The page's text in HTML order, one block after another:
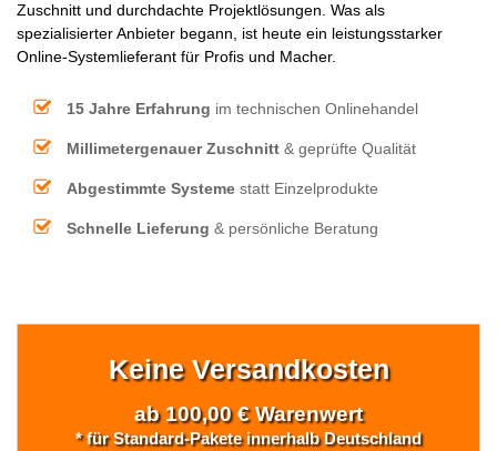
Zuschnitt und durchdachte Projektlösungen. Was als
spezialisierter Anbieter begann, ist heute ein leistungsstarker
Online-Systemlieferant für Profis und Macher.
15 Jahre Erfahrung im technischen Onlinehandel
Millimetergenauer Zuschnitt & geprüfte Qualität
Abgestimmte Systeme statt Einzelprodukte
Schnelle Lieferung & persönliche Beratung
Keine Versandkosten
ab 100,00 € Warenwert
* für Standard-Pakete innerhalb Deutschland